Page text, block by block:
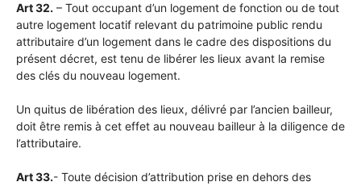
Art 32. – Tout occupant d’un logement de fonction ou de tout
autre logement locatif relevant du patrimoine public rendu
attributaire d’un logement dans le cadre des dispositions du
présent décret, est tenu de libérer les lieux avant la remise
des clés du nouveau logement.
Un quitus de libération des lieux, délivré par l’ancien bailleur,
doit être remis à cet effet au nouveau bailleur à la diligence de
l’attributaire.
Art 33.- Toute décision d’attribution prise en dehors des